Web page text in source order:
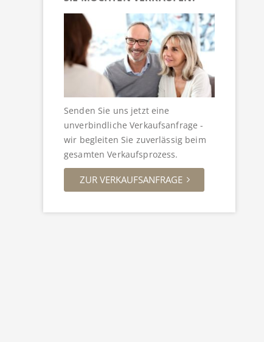
Senden Sie uns jetzt eine
unverbindliche Verkaufsanfrage -
wir begleiten Sie zuverlässig beim
gesamten Verkaufsprozess.
ZUR VERKAUFSANFRAGE